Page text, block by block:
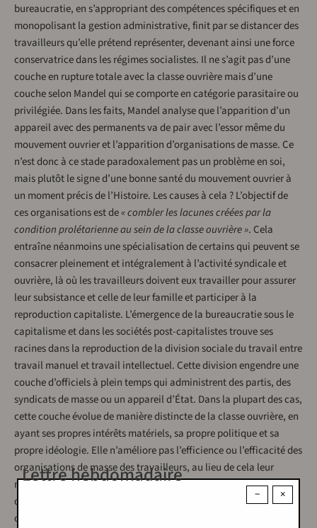
bureaucratie, en s’appropriant des compétences spécifiques et en
monopolisant la gestion administrative, finit par se distancer des
travailleurs qu’elle prétend représenter, devenant ainsi une force
conservatrice dans les régimes socialistes. Il ne s’agit pas d’une
couche en rupture totale avec la classe ouvrière mais d’une
couche selon Mandel qui se comporte en catégorie parasitaire ou
privilégiée. Dans les faits, Mandel analyse que l’apparition d’un
appareil avec des permanents va de pair avec l’essor même du
mouvement ouvrier et l’apparition d’organisations de masse. Ce
n’est donc à ce stade paradoxalement pas un problème en soi,
mais plutôt le signe d’une bonne santé du mouvement ouvrier à
un moment précis de l’Histoire. Les causes à cela ? L’objectif de
ces organisations est de« combler les lacunes créées par la
condition prolétarienne au sein de la classe ouvrière ». Cela
entraîne néanmoins une spécialisation de certains qui peuvent se
consacrer pleinement et intégralement à l’activité syndicale et
ouvrière, là où les travailleurs doivent eux travailler pour assurer
leur subsistance et celle de leur famille et participer à la
reproduction capitaliste. L’émergence de la bureaucratie sous le
capitalisme et dans les sociétés post-capitalistes trouve ses
racines dans la reproduction de la division sociale du travail entre
travail manuel et travail intellectuel. Cette division engendre une
couche d’officiels à plein temps qui administrent des partis, des
syndicats de masse ou un appareil d’État. Dans la plupart des cas,
cette couche évolue de manière distincte de la classe ouvrière, en
ayant ses propres intérêts matériels, sa propre politique et sa
propre idéologie. Elle n’améliore pas l’efficience ou l’efficacité des
organisations de masse des travailleurs, au lieu de cela leur
monopole du pouvoir sape la capacité de la classe ouvrière à
défendre ses intérêts les plus immédiats sous le capitalisme et à
construire une alternative viable au capitalisme. En ce sens, une
×
−
Lettre hebdomadaire